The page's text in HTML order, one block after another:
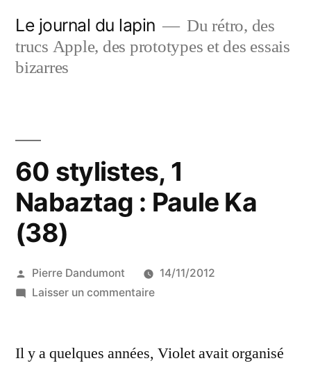
contenu
Le journal du lapin
Du rétro, des
trucs Apple, des prototypes et des essais
bizarres
60 stylistes, 1
Nabaztag : Paule Ka
(38)
Publié
par
Pierre Dandumont
14/11/2012
Laisser un commentairesur
1
Il y a quelques années, Violet avait organisé